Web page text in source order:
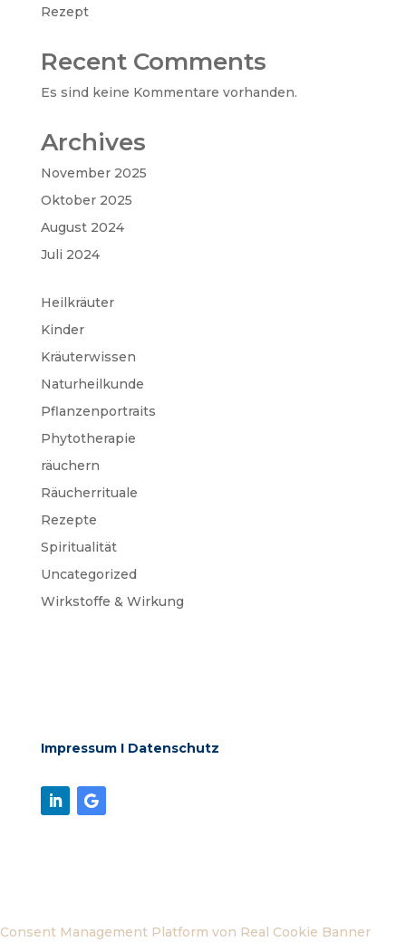
Rezept
Recent Comments
Es sind keine Kommentare vorhanden.
Archives
November 2025
Oktober 2025
August 2024
Juli 2024
Heilkräuter
Kinder
Kräuterwissen
Naturheilkunde
Pflanzenportraits
Phytotherapie
räuchern
Räucherrituale
Rezepte
Spiritualität
Uncategorized
Wirkstoffe & Wirkung
ImpressumI Datenschutz
Consent Management Platform von Real Cookie Banner